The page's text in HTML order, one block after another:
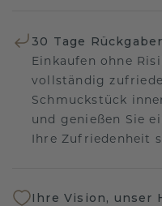
30 Tage
Einkaufen ohne
vollständig
Schmuckstück
und genießen Sie
Ihre Zufriedenheit
Ihre Vision, unser